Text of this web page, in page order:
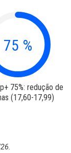
50 %
Top+ 50%: redução
(17,20-17,59)